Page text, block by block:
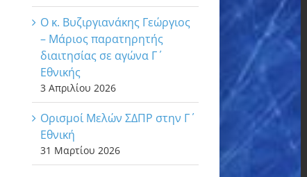
Ο κ. Βυζιργιανάκης Γεώργιος
– Μάριος παρατηρητής
διαιτησίας σε αγώνα Γ΄
Εθνικής
3 Απριλίου 2026
Ορισμοί Μελών ΣΔΠΡ στην Γ΄
Εθνική
31 Μαρτίου 2026